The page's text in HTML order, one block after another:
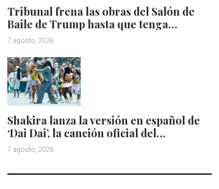
Tribunal frena las obras del Salón de
Baile de Trump hasta que tenga…
7 agosto, 2026
Shakira lanza la versión en español de
‘Dai Dai’, la canción oficial del…
7 agosto, 2026